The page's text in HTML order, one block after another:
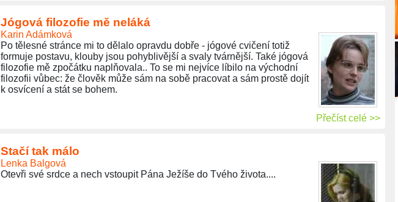
Jógová filozofie mě neláká
Karin Adámková
Po tělesné stránce mi to dělalo opravdu dobře - jógové cvičení totiž
formuje postavu, klouby jsou pohyblivější a svaly tvárnější. Také jógová
filozofie mě zpočátku naplňovala.. To se mi nejvíce líbilo na východní
filozofii vůbec: že člověk může sám na sobě pracovat a sám prostě dojít
k osvícení a stát se bohem.
Přečíst celé >>
Stačí tak málo
Lenka Balgová
Otevři své srdce a nech vstoupit Pána Ježíše do Tvého života....